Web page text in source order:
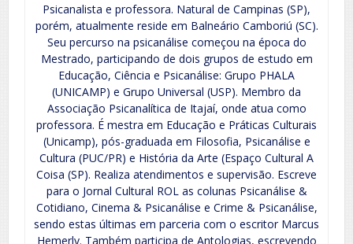
Psicanalista e professora. Natural de Campinas (SP),
porém, atualmente reside em Balneário Camboriú (SC).
Seu percurso na psicanálise começou na época do
Mestrado, participando de dois grupos de estudo em
Educação, Ciência e Psicanálise: Grupo PHALA
(UNICAMP) e Grupo Universal (USP). Membro da
Associação Psicanalítica de Itajaí, onde atua como
professora. É mestra em Educação e Práticas Culturais
(Unicamp), pós-graduada em Filosofia, Psicanálise e
Cultura (PUC/PR) e História da Arte (Espaço Cultural A
Coisa (SP). Realiza atendimentos e supervisão. Escreve
para o Jornal Cultural ROL as colunas Psicanálise &
Cotidiano, Cinema & Psicanálise e Crime & Psicanálise,
sendo estas últimas em parceria com o escritor Marcus
Hemerly. Também participa de Antologias, escrevendo